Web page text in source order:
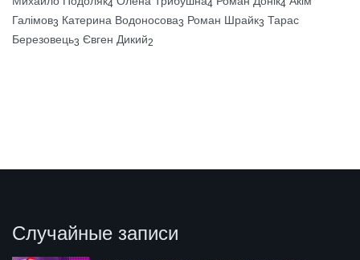
4 4 4
Галімов3 Катерина Водоносова3 Роман Шрайк3 Тарас
Березовець3 Євген Дикий2
Случайные записи